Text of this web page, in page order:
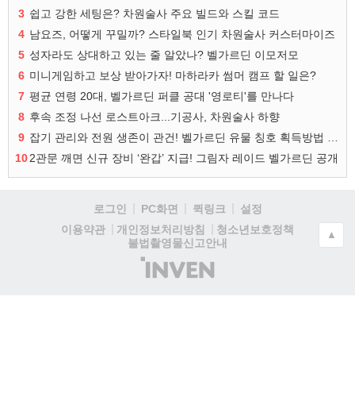
3 쉽고 강한 세팅은? 차원술사 주요 빌드와 스킬 코드
4 남요즈, 어떻게 꾸밀까? 스타일북 인기 차원술사 커스터마이즈
5 성자라도 상대하고 있는 줄 알았나? 벨가르딘 이모저모
6 미니게임하고 보상 받아가자! 마하라카 썸머 캠프 할 일은?
7 평균 연령 20대, 벨가르딘 퍼클 공대 '영로티'를 만나다
8 후속 조정 나선 로스트아크...기공사, 차원술사 하향
9
102관문 깨면 신규 장비 ‘완갑’ 지급! 그림자 레이드 벨가르딘 공개
로그인 PC화면 퀵링크
설정
이용약관
개인정보처리방침
청소년보호정책
불법촬영물신고안내
(주)
인
▲